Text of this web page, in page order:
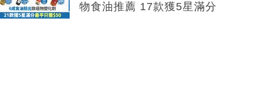
物食油推薦 17款獲5星滿分